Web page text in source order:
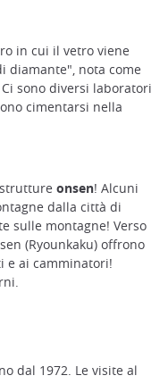
in cui il vetro viene
diamante", nota come
sono diversi laboratori
cimentarsi nella
onsen! Alcuni
dalla città di
sulle montagne! Verso
(Ryounkaku) offrono
e ai camminatori!
dal 1972. Le visite al